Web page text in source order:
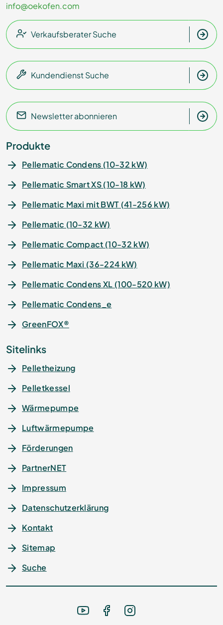
info@oekofen.com
Verkaufsberater Suche
Kundendienst Suche
Newsletter abonnieren
Produkte
Pellematic Condens (10-32 kW)
Pellematic Smart XS (10-18 kW)
Pellematic Maxi mit BWT (41-256 kW)
Pellematic (10-32 kW)
Pellematic Compact (10-32 kW)
Pellematic Maxi (36-224 kW)
Pellematic Condens XL (100-520 kW)
Pellematic Condens_e
GreenFOX®
Sitelinks
Pelletheizung
Pelletkessel
Wärmepumpe
Luftwärmepumpe
Förderungen
PartnerNET
Impressum
Datenschutz­erklärung
Kontakt
Sitemap
Suche